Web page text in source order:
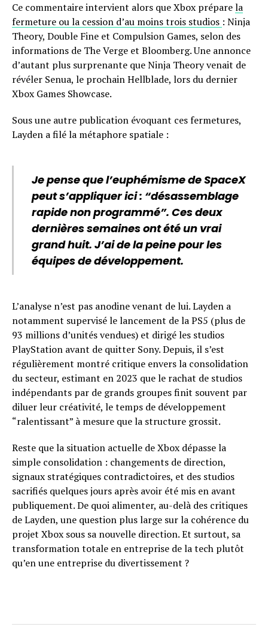
Ce commentaire intervient alors que Xbox préparela
fermeture ou la cession d’au moins trois studios : Ninja
Theory, Double Fine et Compulsion Games, selon des
informations de The Verge et Bloomberg. Une annonce
d’autant plus surprenante que Ninja Theory venait de
révéler Senua, le prochain Hellblade, lors du dernier
Xbox Games Showcase.
Sous une autre publication évoquant ces fermetures,
Layden a filé la métaphore spatiale :
Je pense que l’euphémisme de SpaceX
peut s’appliquer ici : “désassemblage
rapide non programmé”. Ces deux
dernières semaines ont été un vrai
grand huit. J’ai de la peine pour les
équipes de développement.
L’analyse n’est pas anodine venant de lui. Layden a
notamment supervisé le lancement de la PS5 (plus de
93 millions d’unités vendues) et dirigé les studios
PlayStation avant de quitter Sony. Depuis, il s’est
régulièrement montré critique envers la consolidation
du secteur, estimant en 2023 que le rachat de studios
indépendants par de grands groupes finit souvent par
diluer leur créativité, le temps de développement
“ralentissant” à mesure que la structure grossit.
Reste que la situation actuelle de Xbox dépasse la
simple consolidation : changements de direction,
signaux stratégiques contradictoires, et des studios
sacrifiés quelques jours après avoir été mis en avant
publiquement. De quoi alimenter, au-delà des critiques
de Layden, une question plus large sur la cohérence du
projet Xbox sous sa nouvelle direction. Et surtout, sa
transformation totale en entreprise de la tech plutôt
qu’en une entreprise du divertissement ?